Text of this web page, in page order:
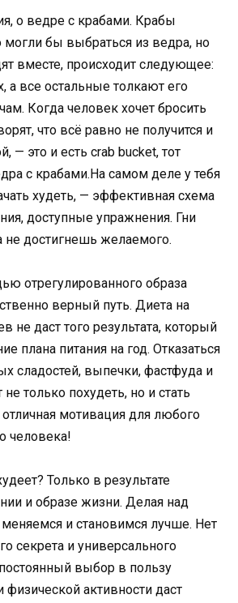
о ведре с крабами. Крабы
могли бы выбраться из ведра, но
вместе, происходит следующее:
а все остальные толкают его
Когда человек хочет бросить
что всё равно не получится и
— это и есть crab bucket, тот
с крабами.На самом деле у тебя
худеть, — эффективная схема
доступные упражнения. Гни
достигнешь желаемого.
отрегулированного образа
верный путь. Диета на
не даст того результата, который
плана питания на год. Отказаться
сладостей, выпечки, фастфуда и
только похудеть, но и стать
мотивация для любого
человека!
Только в результате
и образе жизни. Делая над
и становимся лучше. Нет
секрета и универсального
выбор в пользу
активности даст